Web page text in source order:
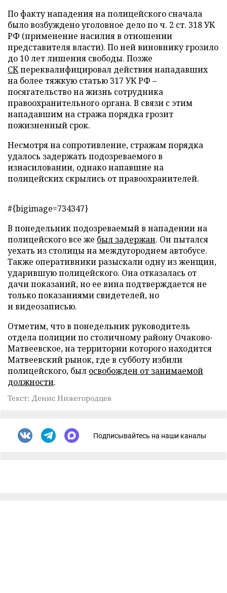
По факту нападения на полицейского сначала
было возбуждено уголовное дело по ч. 2 ст. 318 УК
РФ (применение насилия в отношении
представителя власти). По ней виновнику грозило
до 10 лет лишения свободы. Позже
СКпереквалифицировал действия нападавших
на более тяжкую статью 317 УК РФ –
посягательство на жизнь сотрудника
правоохранительного органа. В связи с этим
нападавшим на стража порядка грозит
пожизненный срок.
Несмотря на сопротивление, стражам порядка
удалось задержать подозреваемого в
изнасиловании, однако напавшие на
полицейских скрылись от правоохранителей.
#{bigimage=734347}
В понедельник подозреваемый в нападении на
полицейского все же был задержан. Он пытался
уехать из столицы на междугороднем автобусе.
Также оперативники разыскали одну из женщин,
ударившую полицейского. Она отказалась от
дачи показаний, но ее вина подтверждается не
только показаниями свидетелей, но
и видеозаписью.
Отметим, что в понедельник руководитель
отдела полиции по столичному району Очаково-
Матвеевское, на территории которого находится
Матвеевский рынок, где в субботу избили
полицейского, был освобожден от занимаемой
должности.
Текст: Денис Нижегородцев
Подписывайтесь на наши каналы